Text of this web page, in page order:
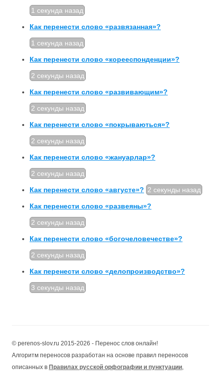
1 секунда назад
Как перенести слово «развязанная»?
1 секунда назад
Как перенести слово «корееспонденции»?
2 секунды назад
Как перенести слово «развивающим»?
2 секунды назад
Как перенести слово «покрываються»?
2 секунды назад
Как перенести слово «жануарлар»?
2 секунды назад
Как перенести слово «августе»? 2 секунды назад
Как перенести слово «развеяны»?
2 секунды назад
Как перенести слово «богочеловечестве»?
2 секунды назад
Как перенести слово «делопроизводс­тво»?
3 секунды назад
© perenos-slov.ru 2015-2026 - Перенос слов онлайн!
Алгоритм переносов разработан на основе правил переносов
описанных в Правилах русской орфографии и пунктуации,